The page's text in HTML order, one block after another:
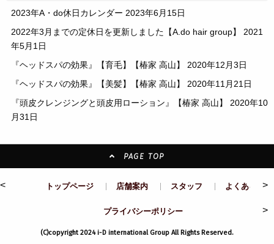
2023年A・do休日カレンダー 2023年6月15日
2022年3月までの定休日を更新しました【A.do hair group】
2021
年5月1日
『ヘッドスパの効果』【育毛】【椿家 高山】
2020年12月3日
『ヘッドスパの効果』【美髪】【椿家 高山】
2020年11月21日
『頭皮クレンジングと頭皮用ローション』【椿家 高山】
2020年10
月31日
PAGE TOP
< トップページ 店舗案内 スタッフ よくある質問
>
プライバシーポリシー >
(C)copyright 2024 i-D international Group All Rights Reserved.